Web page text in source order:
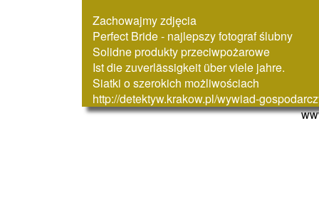
Zachowajmy zdjęcia
Perfect Bride - najlepszy fotograf ślubny
Solidne produkty przeciwpożarowe
Ist die zuverlässigkeit über viele jahre.
Siatki o szerokich możliwościach
http://detektyw.krakow.pl/wywiad-